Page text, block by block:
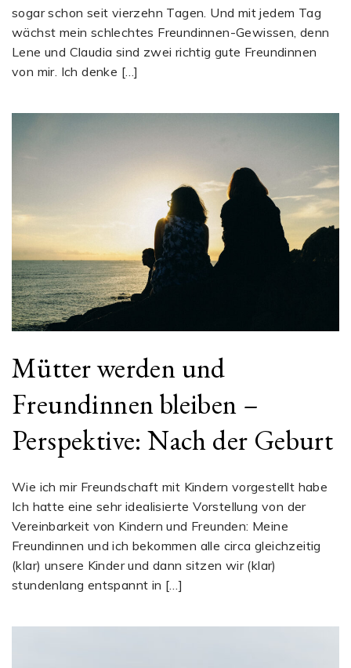
sogar schon seit vierzehn Tagen. Und mit jedem Tag
wächst mein schlechtes Freundinnen-Gewissen, denn
Lene und Claudia sind zwei richtig gute Freundinnen
von mir. Ich denke […]
Mütter werden und
Freundinnen bleiben –
Perspektive: Nach der Geburt
Wie ich mir Freundschaft mit Kindern vorgestellt habe
Ich hatte eine sehr idealisierte Vorstellung von der
Vereinbarkeit von Kindern und Freunden: Meine
Freundinnen und ich bekommen alle circa gleichzeitig
(klar) unsere Kinder und dann sitzen wir (klar)
stundenlang entspannt in […]